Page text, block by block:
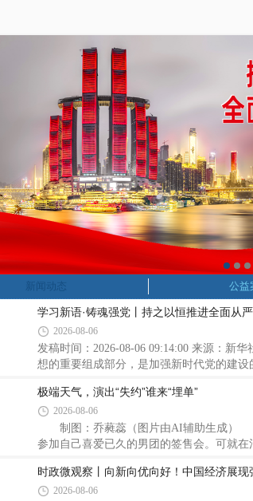
新闻动态 公益
学习新语·铸魂强党丨持之以恒推进全面从
2026-08-06
发稿时间：2026-08-06 09:14:00 来源：
想的重要组成部分，是加强新时代党的建
全面从严治党”，系统梳理党的十八大以来
极端天气，演出“失约”谁来“埋单”
2026-08-06
制图：乔蕤蕊（图片由AI辅助生成） 7
参加自己喜爱已久的男团的签售会。可就
周末听Live演出放松一下的北京人崔晓宁，
入口时被安保人员拦下。安保人员告诉她
时政微观察丨向新向优向好！中国经济展现
2026-08-06